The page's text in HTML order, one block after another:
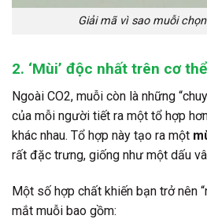
Giải mã vì sao muỗi
2. ‘Mùi’ độc nhất trên cơ
Ngoài CO2, muỗi còn là những
của mỗi người tiết ra một tổ hợp
khác nhau. Tổ hợp này tạo ra một
rất đặc trưng, giống như một dấu
Một số hợp chất khiến bạn trở nên
mắt muỗi bao gồm: